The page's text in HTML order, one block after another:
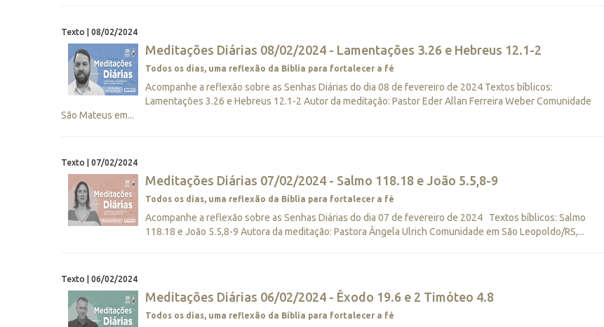
Texto | 08/02/2024
Meditações Diárias 08/02/2024 - Lamentações 3.26 e Hebreus 12.1-2
Todos os dias, uma reflexão da Bíblia para fortalecer a fé
Acompanhe a reflexão sobre as Senhas Diárias do dia 08 de fevereiro de 2024 Textos bíblicos:
Lamentações 3.26 e Hebreus 12.1-2 Autor da meditação: Pastor Eder Allan Ferreira Weber Comunidade
São Mateus em...
Texto | 07/02/2024
Meditações Diárias 07/02/2024 - Salmo 118.18 e João 5.5,8-9
Todos os dias, uma reflexão da Bíblia para fortalecer a fé
Acompanhe a reflexão sobre as Senhas Diárias do dia 07 de fevereiro de 2024 Textos bíblicos: Salmo
118.18 e João 5.5,8-9 Autora da meditação: Pastora Ângela Ulrich Comunidade em São Leopoldo/RS,...
Texto | 06/02/2024
Meditações Diárias 06/02/2024 - Êxodo 19.6 e 2 Timóteo 4.8
Todos os dias, uma reflexão da Bíblia para fortalecer a fé